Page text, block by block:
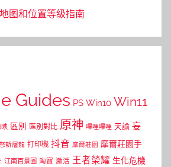
图和位置等级指南
Guides PS Win10 Win11
區別 區別對比 原神 嗶哩嗶哩 天諭 妄
斬屠龍 打印機 抖音 摩爾莊園 摩爾莊園手
江南百景圖 淘寶 激活 王者榮耀 生化危機